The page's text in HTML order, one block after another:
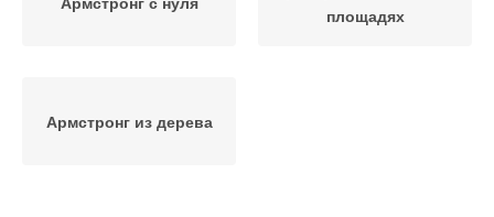
площадях
Армстронг из дерева